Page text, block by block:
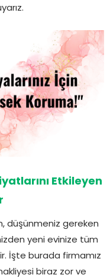
Etkileyen
düşünmeniz gereken
yeni evinize tüm
İşte burada firmamız
biraz zor ve